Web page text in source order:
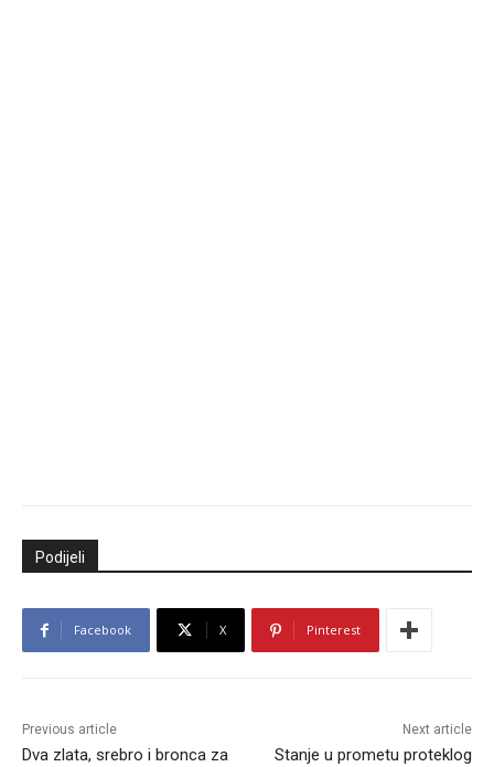
Podijeli
Facebook X Pinterest
Previous article
Dva zlata, srebro i bronca za
Next article
Stanje u prometu proteklog